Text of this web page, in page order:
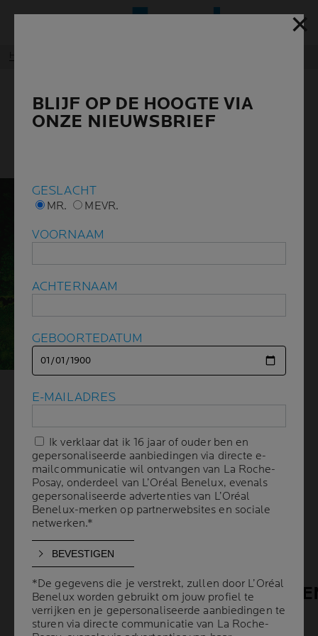
WETENSCHAPPELIJK INZICHT
IN VERANTWOORDE
La Roche-Posay zet zich in om de impact van zijn producten
continu te verbeteren. We maken deel uit van de
dan 70 bedrijven en verenigingen uit de cosmetica-industrie
samenbrengt om consumenten te helpen weloverwogen
keuzes te maken. Dankzij een wetenschappelijk onderbouwde,
onafhankelijk geverifieerde meting van de milieuvoetafdruk
delen we met u de milieuprestaties van uw favoriete La Roche-
Posay producten.
INZICHT IN DE MILIEU-
IMPACT VAN
✕
BLIJF OP DE HOOGTE VIA
ONZE NIEUWSBRIEF
GESLACHT
MR. MEVR.
VOORNAAM
ACHTERNAAM
GEBOORTEDATUM
E-MAILADRES
Ik verklaar dat ik 16 jaar of ouder ben en
gepersonaliseerde aanbiedingen via directe e-
mailcommunicatie wil ontvangen van La Roche-
Posay, onderdeel van L’Oréal Benelux, evenals
gepersonaliseerde advertenties van L’Oréal
Benelux-merken op partnerwebsites en sociale
netwerken.*
*De gegevens die je verstrekt, zullen door L’Oréal
Benelux worden gebruikt om jouw profiel te
verrijken en je gepersonaliseerde aanbiedingen te
sturen via directe communicatie van La Roche-
✕
BLIJF OP DE HOOGTE VIA
ONZE NIEUWSBRIEF
GESLACHT
MR. MEVR.
VOORNAAM
ACHTERNAAM
GEBOORTEDATUM
E-MAILADRES
Ik verklaar dat ik 16 jaar of ouder ben en
gepersonaliseerde aanbiedingen via directe e-
mailcommunicatie wil ontvangen van La Roche-
Posay, onderdeel van L’Oréal Benelux, evenals
gepersonaliseerde advertenties van L’Oréal
Benelux-merken op partnerwebsites en sociale
netwerken.*
*De gegevens die je verstrekt, zullen door L’Oréal
Benelux worden gebruikt om jouw profiel te
verrijken en je gepersonaliseerde aanbiedingen te
sturen via directe communicatie van La Roche-